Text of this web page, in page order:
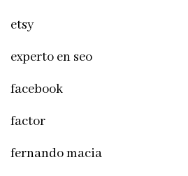
etsy
experto en seo
facebook
factor
fernando macia